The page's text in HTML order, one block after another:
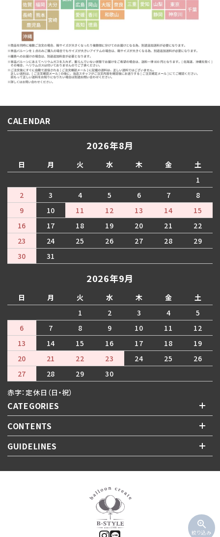
zoom_in
絞り込み
CALENDAR
2026年8月
日 月 火 水 木 金
土
1
2
3 4 5 6 7
8
9
10 11 12 13 14
15
16
17 18 19 20 21
22
23
24 25 26 27 28
29
30
31
2026年9月
日 月 火 水 木 金
土
1
2 3 4
5
6
7 8 9 10 11
12
13
14 15 16 17 18
19
20
21 22 23 24 25
26
27
28 29
30
赤字：定休日（日・祝）
CATEGORIES
CONTENTS
GUIDELINES